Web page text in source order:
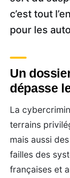
c’est tout
pour les
Un
dépasse
La
terrains
mais aussi
failles des
françaises et